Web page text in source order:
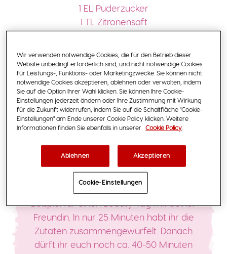
1 EL Puderzucker
1 TL Zitronensaft
Utensilien
Schüsseln, Eismaschine, Messer,
Schneidebrett, hohes Gefäß, Pürierstab
Das Frozen Joghurt Rezept – mit
und schnell selbst zubereiten. Zum
Beispiel für einen Beauty-Tag mit deiner
Freundin. In nur 25 Minuten habt ihr die
Zutaten zusammengewürfelt. Danach
dürft ihr euch noch ca. 40-50 Minuten
Wir verwenden notwendige Cookies, die für den Betrieb dieser
Website unbedingt erforderlich sind, und nicht notwendige Cookies
für Leistungs-, Funktions- oder Marketingzwecke. Sie können nicht
notwendige Cookies akzeptieren, ablehnen oder verwalten, indem
Sie auf die Option Ihrer Wahl klicken. Sie können Ihre Cookie-
Einstellungen jederzeit ändern oder Ihre Zustimmung mit Wirkung
für die Zukunft widerrufen, indem Sie auf die Schaltfläche "Cookie-
Einstellungen" am Ende unserer Cookie Policy klicken. Weitere
Informationen finden Sie ebenfalls in unserer
Cookie Policy
Ablehnen Akzeptieren
Cookie-Einstellungen